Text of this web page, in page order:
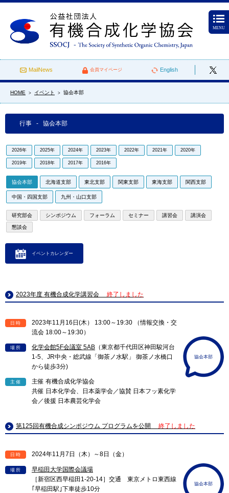
MailNews 会員マイページ English
MENU
HOME > イベント > 協会本部
行事 - 協会本部
2026年 2025年 2024年 2023年 2022年 2021年 2020年
2019年 2018年 2017年 2016年
協会本部 北海道支部 東北支部 関東支部 東海支部 関西支部
中国・四国支部 九州・山口支部
研究部会 シンポジウム フォーラム セミナー 講習会 講演会
懇談会
イベントカレンダー
2023年度 有機合成化学講習会 終了しました
日時
2023年11月16日(木） 13:00～19:30 （情報交換・交
流会 18:00～19:30）
場所 化学会館5F会議室 5AB （東京都千代田区神田駿河台
1-5、JR中央・総武線「御茶ノ水駅」 御茶ノ水橋口
から徒歩3分)
主催
主催 有機合成化学協会
共催 日本化学会、日本薬学会／協賛 日本フッ素化学
会／後援 日本農芸化学会
協会本部
第125回有機合成シンポジウム プログラムを公開 終了しました
日時 2024年11月7日（木）～8日（金）
場所
早稲田大学国際会議場
［新宿区西早稲田1-20-14］交通 東京メトロ東西線
｢早稲田駅｣下車徒歩10分
協会本部